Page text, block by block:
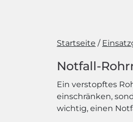
Startseite
Notfall-
Ein verstopftes
einschränken,
wichtig, einen